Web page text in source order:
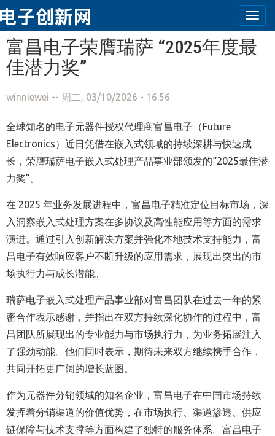
跳转到主要内容
富昌电子荣膺瑞萨 “2025年度最
佳潜力奖”
winniewei -- 周二, 03/10/2026 - 16:56
全球知名的电子元器件授权代理商富昌电子（Future
Electronics）近日凭借在嵌入式领域的持续深耕与快速成
长，荣膺瑞萨电子嵌入式处理产品事业部颁发的“2025最佳潜
力奖”。
在 2025 年业务发展进程中，富昌电子精准定位目标市场，深
入洞察嵌入式处理方案在多协议及高性能应用等方面的需求
演进。通过引入创新解决方案并强化本地技术支持能力，富
昌电子有效响应客户不断升级的应用需求，展现出突出的市
场执行力与成长潜能。
瑞萨电子嵌入式处理产品事业部对富昌团队在过去一年的紧
密合作表示感谢，并指出在双方持续深化协作的过程中，富
昌团队所展现出的专业能力与市场执行力，为业务拓展注入
了强劲动能。他们同时表示，期待未来双方继续携手合作，
共同开拓更广阔的增长蓝图。
作为元器件分销领域的知名企业，富昌电子在中国市场持续
发挥着分销渠道的价值优势，在市场执行、渠道渗透、供应
链保障与技术支撑等方面构建了独特的服务体系。富昌电子